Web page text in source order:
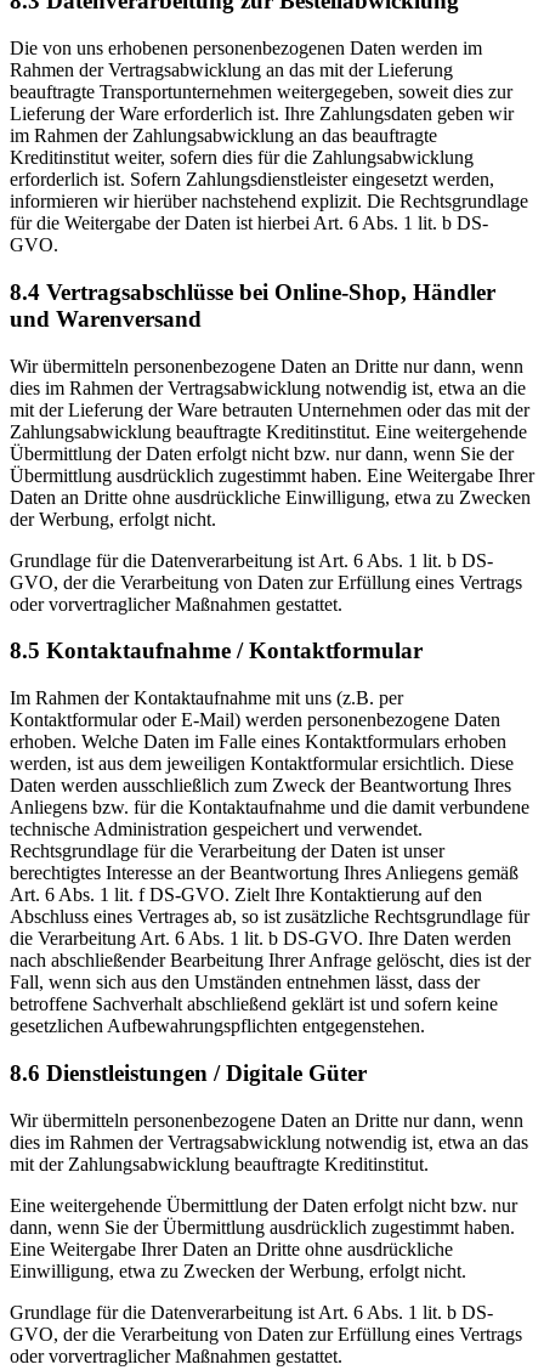
Die von uns erhobenen personenbezogenen Daten werden im
Rahmen der Vertragsabwicklung an das mit der Lieferung
beauftragte Transportunternehmen weitergegeben, soweit dies zur
Lieferung der Ware erforderlich ist. Ihre Zahlungsdaten geben wir
im Rahmen der Zahlungsabwicklung an das beauftragte
Kreditinstitut weiter, sofern dies für die Zahlungsabwicklung
erforderlich ist. Sofern Zahlungsdienstleister eingesetzt werden,
informieren wir hierüber nachstehend explizit. Die Rechtsgrundlage
für die Weitergabe der Daten ist hierbei Art. 6 Abs. 1 lit. b DS-
GVO.
8.4 Vertragsabschlüsse bei Online-Shop, Händler
und Warenversand
Wir übermitteln personenbezogene Daten an Dritte nur dann, wenn
dies im Rahmen der Vertragsabwicklung notwendig ist, etwa an die
mit der Lieferung der Ware betrauten Unternehmen oder das mit der
Zahlungsabwicklung beauftragte Kreditinstitut. Eine weitergehende
Übermittlung der Daten erfolgt nicht bzw. nur dann, wenn Sie der
Übermittlung ausdrücklich zugestimmt haben. Eine Weitergabe Ihrer
Daten an Dritte ohne ausdrückliche Einwilligung, etwa zu Zwecken
der Werbung, erfolgt nicht.
Grundlage für die Datenverarbeitung ist Art. 6 Abs. 1 lit. b DS-
GVO, der die Verarbeitung von Daten zur Erfüllung eines Vertrags
oder vorvertraglicher Maßnahmen gestattet.
8.5 Kontaktaufnahme / Kontaktformular
Im Rahmen der Kontaktaufnahme mit uns (z.B. per
Kontaktformular oder E-Mail) werden personenbezogene Daten
erhoben. Welche Daten im Falle eines Kontaktformulars erhoben
werden, ist aus dem jeweiligen Kontaktformular ersichtlich. Diese
Daten werden ausschließlich zum Zweck der Beantwortung Ihres
Anliegens bzw. für die Kontaktaufnahme und die damit verbundene
technische Administration gespeichert und verwendet.
Rechtsgrundlage für die Verarbeitung der Daten ist unser
berechtigtes Interesse an der Beantwortung Ihres Anliegens gemäß
Art. 6 Abs. 1 lit. f DS-GVO. Zielt Ihre Kontaktierung auf den
Abschluss eines Vertrages ab, so ist zusätzliche Rechtsgrundlage für
die Verarbeitung Art. 6 Abs. 1 lit. b DS-GVO. Ihre Daten werden
nach abschließender Bearbeitung Ihrer Anfrage gelöscht, dies ist der
Fall, wenn sich aus den Umständen entnehmen lässt, dass der
betroffene Sachverhalt abschließend geklärt ist und sofern keine
gesetzlichen Aufbewahrungspflichten entgegenstehen.
8.6 Dienstleistungen / Digitale Güter
Wir übermitteln personenbezogene Daten an Dritte nur dann, wenn
dies im Rahmen der Vertragsabwicklung notwendig ist, etwa an das
mit der Zahlungsabwicklung beauftragte Kreditinstitut.
Eine weitergehende Übermittlung der Daten erfolgt nicht bzw. nur
dann, wenn Sie der Übermittlung ausdrücklich zugestimmt haben.
Eine Weitergabe Ihrer Daten an Dritte ohne ausdrückliche
Einwilligung, etwa zu Zwecken der Werbung, erfolgt nicht.
Grundlage für die Datenverarbeitung ist Art. 6 Abs. 1 lit. b DS-
GVO, der die Verarbeitung von Daten zur Erfüllung eines Vertrags
oder vorvertraglicher Maßnahmen gestattet.